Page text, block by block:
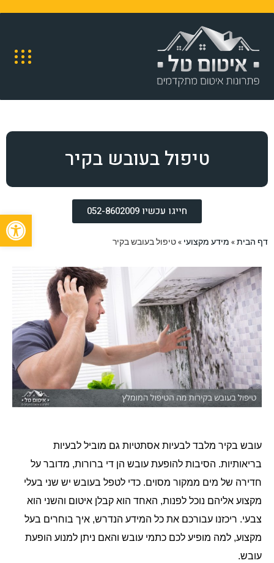
טיפול בעובש בקיר
חייגו עכשיו 052-8602009
דף הבית» מידע מקצועי »טיפול בעובש בקיר
עובש בקיר מלבד לבעיות אסתטיות גם מוביל לבעיות
בריאותיות. הסיבות להופעת עובש הן די ברורות, מדובר על
חדירה של מים ממקור מסוים. כדי לטפל בעובש יש שני בעלי
מקצוע אליהם נוכל לפנות, האחד הוא קבלן איטום והשני הוא
צבעי. ריכזנו עבורכם את כל המידע הנדרש, איך בוחרים בעל
מקצוע, למה מופיע לכם כתמי עובש והאם ניתן למנוע הופעת
עובש.